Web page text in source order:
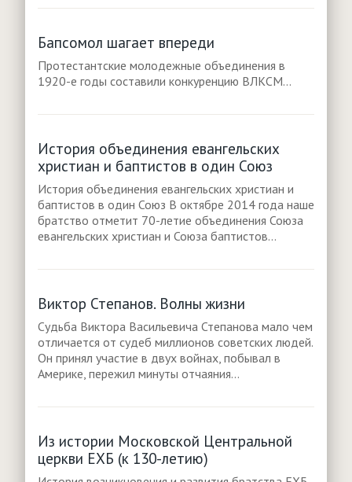
Бапсомол шагает впереди
Протестантские молодежные объединения в
1920-е годы составили конкуренцию ВЛКСМ...
История объединения евангельских
христиан и баптистов в один Союз
История объединения евангельских христиан и
баптистов в один Союз В октябре 2014 года наше
братство отметит 70-летие объединения Союза
евангельских христиан и Союза баптистов...
Виктор Степанов. Волны жизни
Судьба Виктора Васильевича Степанова мало чем
отличается от судеб миллионов советских людей.
Он принял участие в двух войнах, побывал в
Америке, пережил минуты отчаяния...
Из истории Московской Центральной
церкви ЕХБ (к 130-летию)